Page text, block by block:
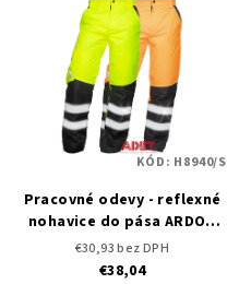
Pracovné odevy - reflexné
nohavice do pása ARDON
HOWARD
€30,93 bez DPH
€38,04
KÓD: H8940/S